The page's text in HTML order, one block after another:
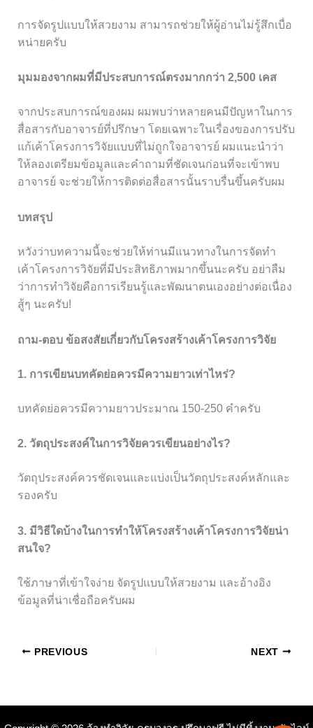
การจัดรูปแบบให้สวยงาม สามารถช่วยให้ผู้อ่านไม่รู้สึกเบื่อ
หน่ายครับ
มุมมองจากผมที่มีประสบการณ์ตรงมากกว่า 2,500 เคส
จากประสบการณ์ของผม ผมพบว่าหลายคนมีปัญหาในการ
สื่อสารกับอาจารย์ที่ปรึกษา โดยเฉพาะในเรื่องของการปรับ
แก้เค้าโครงการวิจัยแบบที่ไม่ถูกใจอาจารย์ ผมแนะนำว่า
ให้ลองเตรียมข้อมูลและคำถามที่ชัดเจนก่อนที่จะเข้าพบ
อาจารย์ จะช่วยให้การติดต่อสื่อสารนั้นราบรื่นขึ้นครับผม
บทสรุป
หวังว่าบทความนี้จะช่วยให้ท่านมีแนวทางในการจัดทำ
เค้าโครงการวิจัยที่มีประสิทธิภาพมากขึ้นนะครับ อย่าลืม
ว่าการทำวิจัยคือการเรียนรู้และพัฒนาตนเองอย่างต่อเนื่อง
สู้ๆ นะครับ!
ถาม-ตอบ ข้อสงสัยเกี่ยวกับโครงสร้างเค้าโครงการวิจัย
1. การเขียนบทคัดย่อควรมีความยาวเท่าไหร่?
บทคัดย่อควรมีความยาวประมาณ 150-250 คำครับ
2. วัตถุประสงค์ในการวิจัยควรเขียนอย่างไร?
วัตถุประสงค์ควรชัดเจนและแบ่งเป็นวัตถุประสงค์หลักและ
รองครับ
3. มีวิธีใดบ้างในการทำให้โครงสร้างเค้าโครงการวิจัยน่า
สนใจ?
ใช้ภาษาที่เข้าใจง่าย จัดรูปแบบให้สวยงาม และอ้างอิง
ข้อมูลที่น่าเชื่อถือครับผม
PREVIOUS NEXT